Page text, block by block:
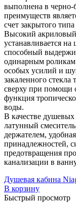
выполнена в
преимуществ
счет закрытого
Высокий
устанавливается
способный
одинарным роликам
особых усилий и
закаленного
сверху при помощи
функция
воды.
В качестве
латунный
держателем,
принадлежностей,
предотвращения
канализации в
Душевая кабина
В корзину
Быстрый просмотр